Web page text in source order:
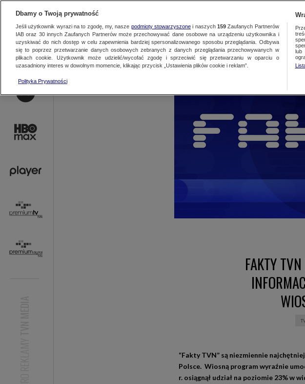
AKTUALNOŚCI
FAKTY
“Fakty TVN” są niezmiennie
Polsce. Wiosną program wyraźnie
r. osiągnął udział na poziomie 23% w
Dbamy o Twoją prywatność
Jeśli użytkownik wyrazi na to zgodę, my, nasze podmioty stowarzyszonei naszych 159Zaufanych Partnerów
IAB oraz 30innych Zaufanych Partnerów może przechowywać dane osobowe na urządzeniu użytkownika i
uzyskiwać do nich dostęp w celu zapewnienia bardziej spersonalizowanego sposobu przeglądania. Odbywa
się to poprzez przetwarzanie danych osobowych zebranych z danych przeglądania przechowywanych w
plikach cookie. Użytkownik może udzielić/wycofać zgodę i sprzeciwić się przetwarzaniu w oparciu o
uzasadniony interes w dowolnym momencie, klikając przycisk „Ustawienia plików cookie i reklam”.
Polityka Prywatności
lub